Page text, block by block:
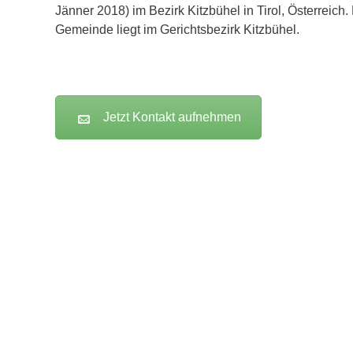
Jänner 2018) im Bezirk Kitzbühel in Tirol, Österreich.
Gemeinde liegt im Gerichtsbezirk Kitzbühel.
Jetzt Kontakt aufnehmen